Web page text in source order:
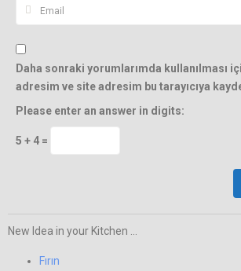
Daha sonraki yorumlarımda kullanılması
adresim ve site adresim bu tarayıcıya
Please enter an answer in digits:
5 + 4 =
New Idea in your Kitchen ...
Fırın